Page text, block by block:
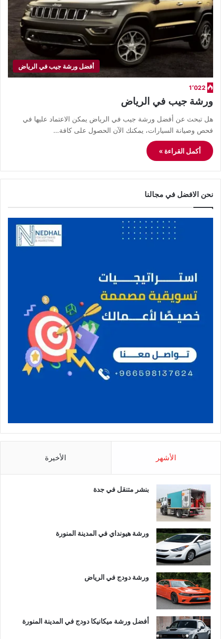
أفضل ورشة جيب في الرياض
1٬022
ورشة جيب في الرياض
هل تبحث عن أفضل ورشة جيب في الرياض يمكن الاعتماد عليها في
فحص وصيانة السيارات، يمكنك الآن الحصول على كافة…
أكمل القراءة »
نحن الافضل في مجالنا
الأشهر الأخيرة
بنشر متنقل في جدة
ورشة هيونداي في المدينة المنورة
ورشة دودج في الرياض
أفضل ورشة ميكانيكا دودج في المدينة المنورة